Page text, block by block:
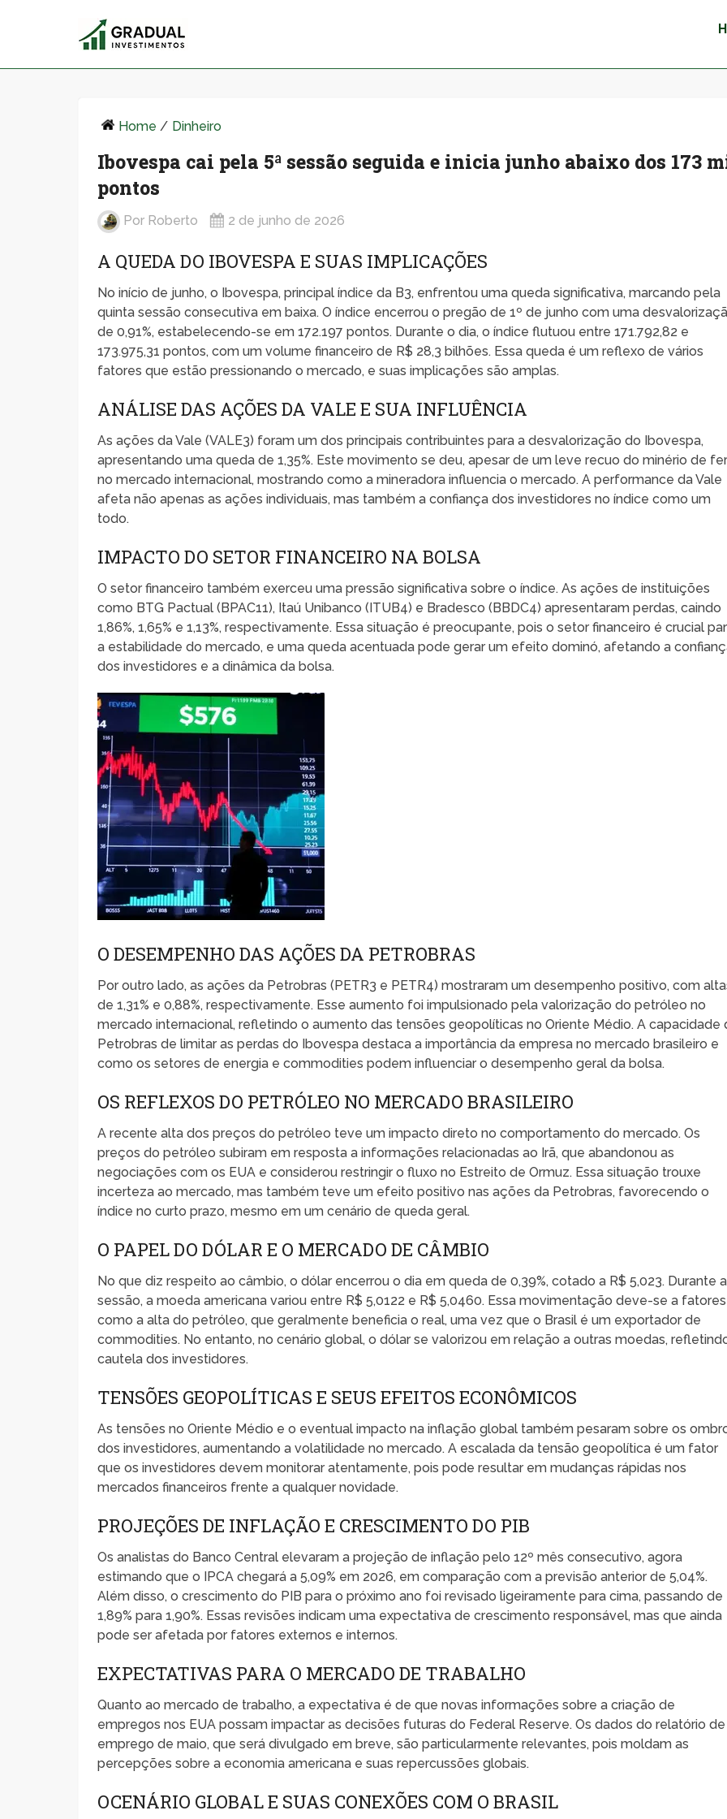
Home / Dinheiro
Ibovespa cai pela 5ª sessão seguida e inicia junho abaixo dos 173
pontos
Por Roberto 2 de junho de 2026
A QUEDA DO IBOVESPA E SUAS IMPLICAÇÕES
No início de junho, o Ibovespa, principal índice da B3, enfrentou uma queda significativa, marcando pela
quinta sessão consecutiva em baixa. O índice encerrou o pregão de 1º de junho com uma
de 0,91%, estabelecendo-se em 172.197 pontos. Durante o dia, o índice flutuou entre 171.792,82 e
173.975,31 pontos, com um volume financeiro de R$ 28,3 bilhões. Essa queda é um reflexo de vários
fatores que estão pressionando o mercado, e suas implicações são amplas.
ANÁLISE DAS AÇÕES DA VALE E SUA INFLUÊNCIA
As ações da Vale (VALE3) foram um dos principais contribuintes para a desvalorização do Ibovespa,
apresentando uma queda de 1,35%. Este movimento se deu, apesar de um leve recuo do minério de
no mercado internacional, mostrando como a mineradora influencia o mercado. A performance da Vale
afeta não apenas as ações individuais, mas também a confiança dos investidores no índice como um
todo.
IMPACTO DO SETOR FINANCEIRO NA BOLSA
O setor financeiro também exerceu uma pressão significativa sobre o índice. As ações de instituições
como BTG Pactual (BPAC11), Itaú Unibanco (ITUB4) e Bradesco (BBDC4) apresentaram perdas, caindo
1,86%, 1,65% e 1,13%, respectivamente. Essa situação é preocupante, pois o setor financeiro é crucial
a estabilidade do mercado, e uma queda acentuada pode gerar um efeito dominó, afetando a
dos investidores e a dinâmica da bolsa.
O DESEMPENHO DAS AÇÕES DA PETROBRAS
Por outro lado, as ações da Petrobras (PETR3 e PETR4) mostraram um desempenho positivo, com
de 1,31% e 0,88%, respectivamente. Esse aumento foi impulsionado pela valorização do petróleo no
mercado internacional, refletindo o aumento das tensões geopolíticas no Oriente Médio. A capacidade
Petrobras de limitar as perdas do Ibovespa destaca a importância da empresa no mercado brasileiro e
como os setores de energia e commodities podem influenciar o desempenho geral da bolsa.
OS REFLEXOS DO PETRÓLEO NO MERCADO BRASILEIRO
A recente alta dos preços do petróleo teve um impacto direto no comportamento do mercado. Os
preços do petróleo subiram em resposta a informações relacionadas ao Irã, que abandonou as
negociações com os EUA e considerou restringir o fluxo no Estreito de Ormuz. Essa situação trouxe
incerteza ao mercado, mas também teve um efeito positivo nas ações da Petrobras, favorecendo o
índice no curto prazo, mesmo em um cenário de queda geral.
O PAPEL DO DÓLAR E O MERCADO DE CÂMBIO
No que diz respeito ao câmbio, o dólar encerrou o dia em queda de 0,39%, cotado a R$ 5,023. Durante a
sessão, a moeda americana variou entre R$ 5,0122 e R$ 5,0460. Essa movimentação deve-se a fatores
como a alta do petróleo, que geralmente beneficia o real, uma vez que o Brasil é um exportador de
commodities. No entanto, no cenário global, o dólar se valorizou em relação a outras moedas,
cautela dos investidores.
TENSÕES GEOPOLÍTICAS E SEUS EFEITOS ECONÔMICOS
As tensões no Oriente Médio e o eventual impacto na inflação global também pesaram sobre os
dos investidores, aumentando a volatilidade no mercado. A escalada da tensão geopolítica é um fator
que os investidores devem monitorar atentamente, pois pode resultar em mudanças rápidas nos
mercados financeiros frente a qualquer novidade.
PROJEÇÕES DE INFLAÇÃO E CRESCIMENTO DO PIB
Os analistas do Banco Central elevaram a projeção de inflação pelo 12º mês consecutivo, agora
estimando que o IPCA chegará a 5,09% em 2026, em comparação com a previsão anterior de 5,04%.
Além disso, o crescimento do PIB para o próximo ano foi revisado ligeiramente para cima, passando de
1,89% para 1,90%. Essas revisões indicam uma expectativa de crescimento responsável, mas que ainda
pode ser afetada por fatores externos e internos.
EXPECTATIVAS PARA O MERCADO DE TRABALHO
Quanto ao mercado de trabalho, a expectativa é de que novas informações sobre a criação de
empregos nos EUA possam impactar as decisões futuras do Federal Reserve. Os dados do relatório de
emprego de maio, que será divulgado em breve, são particularmente relevantes, pois moldam as
percepções sobre a economia americana e suas repercussões globais.
OCENÁRIO GLOBAL E SUAS CONEXÕES COM O BRASIL